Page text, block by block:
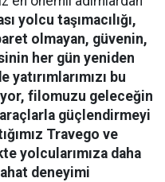
yolcu taşımacılığı,
olmayan, güvenin,
her gün yeniden
bu
filomuzu geleceğin
güçlendirmeyi
Travego ve
yolcularımıza daha
deneyimi